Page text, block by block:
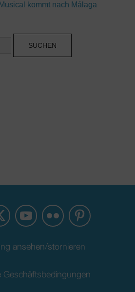
kommt nach Málaga
ansehen/stornieren
Geschäftsbedingungen